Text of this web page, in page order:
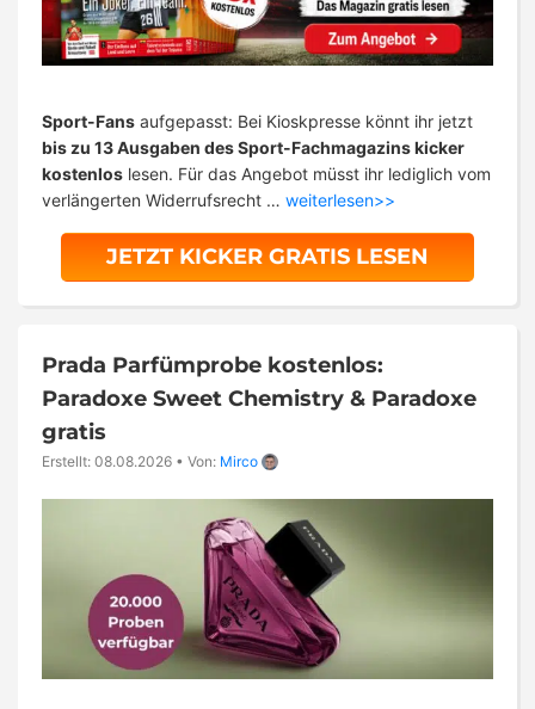
Sport-Fans aufgepasst: Bei Kioskpresse könnt ihr jetzt
bis zu 13 Ausgaben des Sport-Fachmagazins kicker
kostenlos lesen. Für das Angebot müsst ihr lediglich vom
verlängerten Widerrufsrecht … weiterlesen>>
JETZT KICKER GRATIS LESEN
Prada Parfümprobe kostenlos:
Paradoxe Sweet Chemistry & Paradoxe
gratis
Erstellt: 08.08.2026 • Von: Mirco